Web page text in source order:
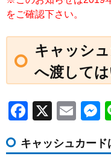
をご確認下さい。
キャッシ
へ渡して
F
c
X
E
ail
キャッシュカー